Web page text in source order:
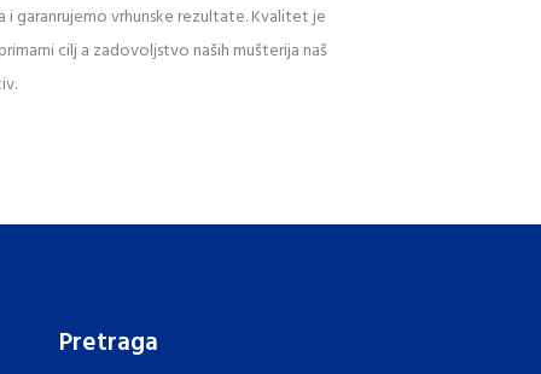
i garanrujemo vrhunske rezultate. Kvalitet je
cilj a zadovoljstvo naših mušterija naš
Pretraga